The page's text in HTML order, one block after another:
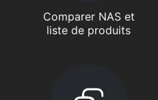
Comparer NAS et
liste de produits